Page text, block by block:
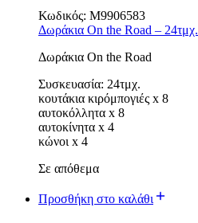
Κωδικός: M9906583
Δωράκια On the Road – 24τμχ.
Δωράκια On the Road
Συσκευασία: 24τμχ.
κουτάκια κιρόμπογιές x 8
αυτοκόλλητα x 8
αυτοκίνητα x 4
κώνοι x 4
Σε απόθεμα
Προσθήκη στο καλάθι